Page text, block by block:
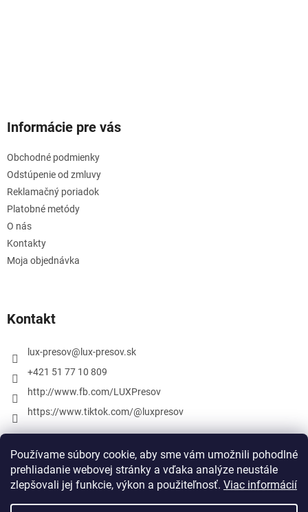
Používame súbory cookie, aby sme vám umožnili pohodlné
prehliadanie webovej stránky a vďaka analýze neustále
zlepšovali jej funkcie, výkon a použiteľnosť. Viac informácií
Informácie pre vás
Obchodné podmienky
Odstúpenie od zmluvy
Reklamačný poriadok
Platobné metódy
O nás
Kontakty
Moja objednávka
Kontakt
lux-presov@ lux-presov.sk
+421 51 77 10 809
http://www.fb.com/LUXPresov
https://www.tiktok.com/@luxpresov